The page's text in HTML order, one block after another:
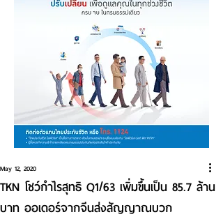
TKN โชว์กำไรสุทธิ Q1/63 เพิ่มขึ้นเป็น 85.7 ล้าน
บาท ออเดอร์จากจีนส่งสัญญาณบวก
May 12, 2020